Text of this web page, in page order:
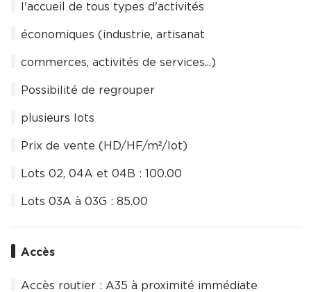
l'accueil de tous types d'activités
économiques (industrie, artisanat
commerces, activités de services...)
Possibilité de regrouper
plusieurs lots
Prix de vente (HD/HF/m²/lot)
Lots 02, 04A et 04B : 100.00 
Lots 03A à 03G : 85.00 
Accès
Accès routier : A35 à proximité immédiate